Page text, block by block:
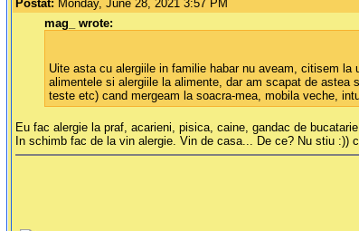
Postat: Monday, June 28, 2021 3:57 PM
mag_ wrote:
Uite asta cu alergiile in familie habar nu aveam, citisem
alimentele si alergiile la alimente, dar am scapat de
teste etc) cand mergeam la soacra-mea, mobila veche,
Eu fac alergie la praf, acarieni, pisica, caine, gandac de
In schimb fac de la vin alergie. Vin de casa... De ce? Nu stiu :))